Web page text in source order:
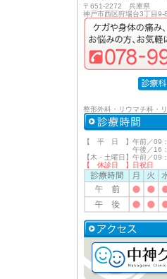
〒651-2272 兵庫県
神戸市西区狩場台3丁目9-8
整形外科・リウマチ科・
【 平 日 】午前／09
午後／16：30
【木・土曜日】午前／09
【 休診日 】日祝日